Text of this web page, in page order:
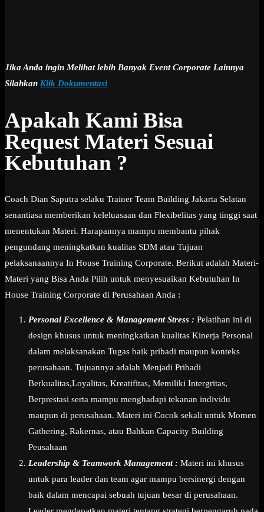
Jika Anda ingin Melihat lebih Banyak Event Corporate Lainnya
Silahkan Klik Dokumentasi
Apakah Kami Bisa
Request Materi Sesuai
Kebutuhan ?
Coach Dian Saputra selaku Trainer Team Building Jakarta Selatan
senantiasa memberikan keleluasaan dan Flexibelitas yang tinggi saat
menentukan Materi. Harapannya mampu membantu pihak
pengundang meningkatkan kualitas SDM atau Tujuan
pelaksanaannya In House Training Corporate. Berikut adalah Materi-
Materi yang Bisa Anda Pilih untuk menyesuaikan Kebutuhan In
House Training Corporate di Perusahaan Anda :
Personal Excellence & Management Stress : Pelatihan ini di
design khusus untuk meningkatkan kualitas Kinerja Personal
dalam melaksanakan Tugas baik pribadi maupun konteks
perusahaan. Tujuannya adalah Menjadi Pribadi
Berkualitas,Loyalitas, Kreatifitas, Memiliki Intergritas,
Berprestasi serta mampu menghadapi tekanan individu
maupun di perusahaan. Materi ini Cocok sekali untuk Momen
Gathering, Rakernas, atau Bahkan Capacity Building
Peusahaan
Leadership & Teamwork Management : Materi ini khusus
untuk para leader dan team agar mampu bersinergi dengan
baik dalam mencapai sebuah tujuan besar di perusahaan.